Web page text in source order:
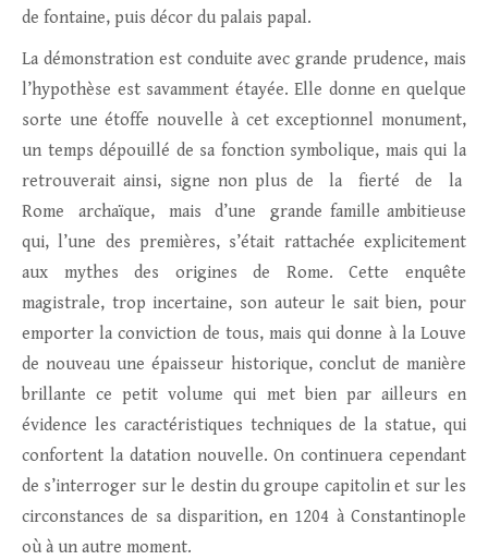
de fontaine, puis décor du palais papal.
La démonstration est conduite avec grande prudence, mais
l’hypothèse est savamment étayée. Elle donne en quelque
sorte une étoffe nouvelle à cet exceptionnel monument,
un temps dépouillé de sa fonction symbolique, mais qui la
retrouverait ainsi, signe non plus de la fierté de la
Rome archaïque, mais d’une grande famille ambitieuse
qui, l’une des premières, s’était rattachée explicitement
aux mythes des origines de Rome. Cette enquête
magistrale, trop incertaine, son auteur le sait bien, pour
emporter la conviction de tous, mais qui donne à la Louve
de nouveau une épaisseur historique, conclut de manière
brillante ce petit volume qui met bien par ailleurs en
évidence les caractéristiques techniques de la statue, qui
confortent la datation nouvelle. On continuera cependant
de s’interroger sur le destin du groupe capitolin et sur les
circonstances de sa disparition, en 1204 à Constantinople
où à un autre moment.